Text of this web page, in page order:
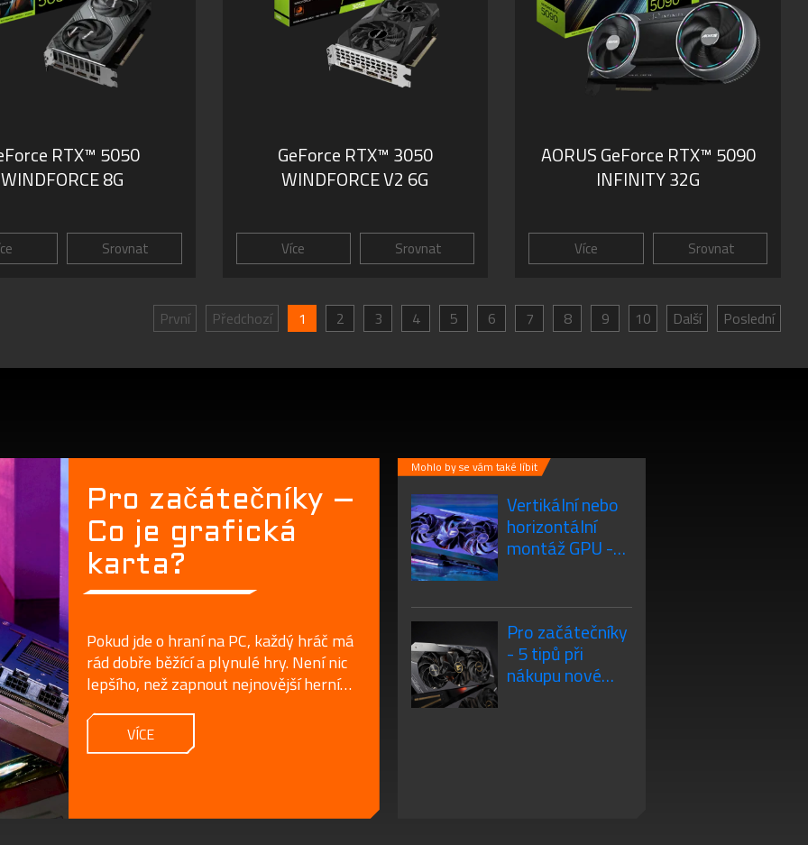
RTX™ 5050
WINDFORCE 8G
Srovnat
GeForce RTX™ 3050
WINDFORCE V2 6G
Více Srovnat
AORUS GeForce RTX™ 5090
INFINITY 32G
Více Srovnat
První Předchozí 1 2 3 4 5 6 7 8 9 10 Další Poslední
Pro začátečníky –
Co je grafická
karta?
Pokud jde o hraní na PC, každý hráč má
rád dobře běžící a plynulé hry. Není nic
lepšího, než zapnout nejnovější herní
VÍCE
Mohlo by se vám také líbit
Vertikální nebo
horizontální
montáž GPU -
Pro začátečníky
- 5 tipů při
nákupu nové